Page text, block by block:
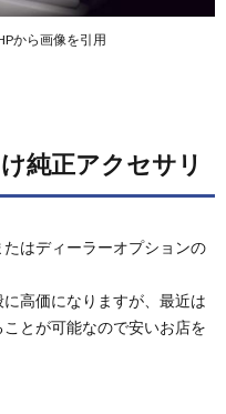
から画像を引用
純正アクセサリ
はディーラーオプションの
高価になりますが、最近は
とが可能なので安いお店を